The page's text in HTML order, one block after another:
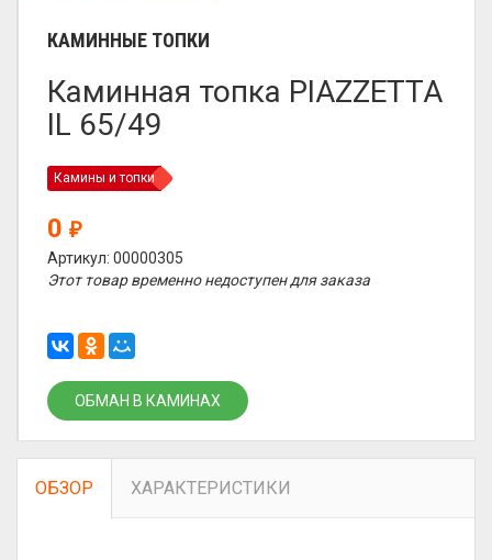
КАМИННЫЕ ТОПКИ
Каминная топка PIAZZETTA
IL 65/49
Камины и топки
0 ₽
Артикул: 00000305
Этот товар временно недоступен для заказа
ОБМАН В КАМИНАХ
ОБЗОР ХАРАКТЕРИСТИКИ